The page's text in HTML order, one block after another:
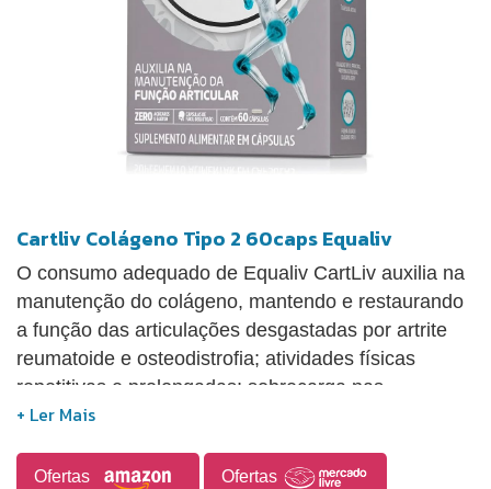
Cartliv Colágeno Tipo 2 60caps Equaliv
O consumo adequado de Equaliv CartLiv auxilia na
manutenção do colágeno, mantendo e restaurando
a função das articulações desgastadas por artrite
reumatoide e osteodistrofia; atividades físicas
repetitivas e prolongadas; sobrecarga nas
articulações por excesso de peso, entre outros.
diária de colágeno não hidrolisado beneficiou
Ofertas Ofertas